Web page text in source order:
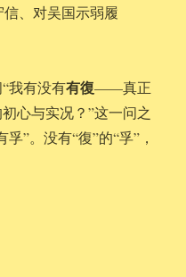
、对吴国示弱履
我有没有有復——真正
心与实况？”这一问之
”。没有“復”的“孚”，